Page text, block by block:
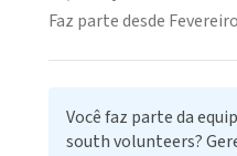
Faz parte desde
Você faz parte da
south volunteers?